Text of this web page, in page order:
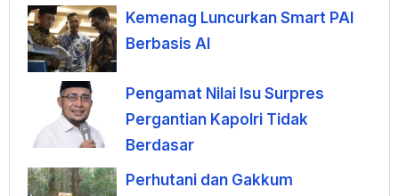
Kemenag Luncurkan Smart PAI
Berbasis AI
Pengamat Nilai Isu Surpres
Pergantian Kapolri Tidak
Berdasar
Perhutani dan Gakkum